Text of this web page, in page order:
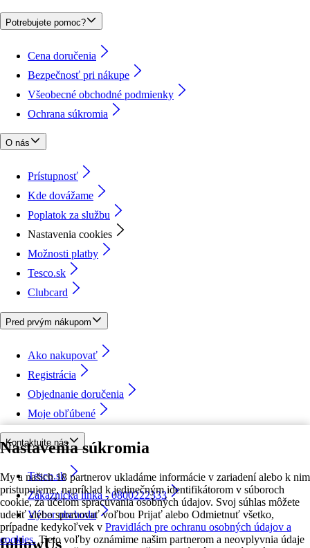
Nastavenia súkromia
My a našich 18 partnerov ukladáme informácie v zariadení alebo k nim
pristupujeme, napríklad k jedinečným identifikátorom v súboroch
cookie, za účelom spracúvania osobných údajov. Svoj súhlas môžete
udeliť alebo spravovať voľbou Prijať alebo Odmietnuť všetko,
prípadne kedykoľvek v Pravidlách pre ochranu osobných údajov a
cookies. Tieto voľby oznámime našim partnerom a neovplyvnia údaje
Potrebujete pomoc?
Cena doručenia
Bezpečnosť pri nákupe
Všeobecné obchodné podmienky
Ochrana súkromia
O nás
Prístupnosť
Kde dovážame
Poplatok za službu
Nastavenia cookies
Možnosti platby
Tesco.sk
Clubcard
Pred prvým nákupom
Ako nakupovať
Registrácia
Objednanie doručenia
Moje obľúbené
Kontaktujte nás
Tesco.sk
Zákaznícka linka - 0800222333
Výber obchodu
followUs